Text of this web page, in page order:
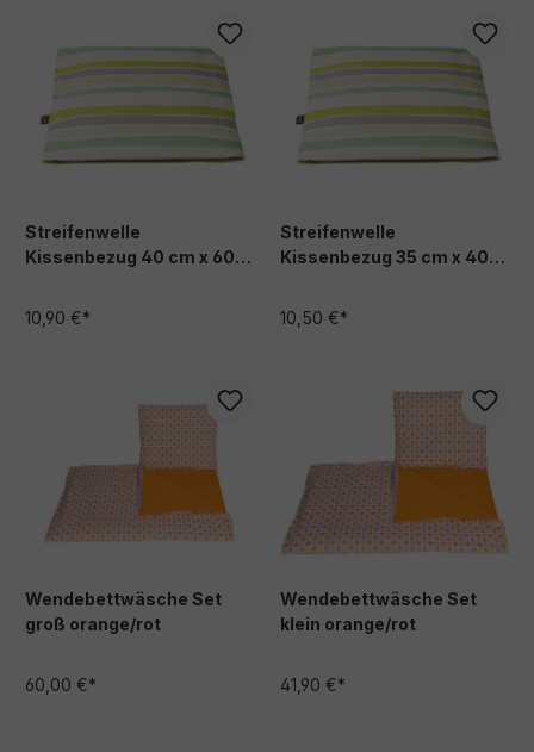
Streifenwelle
Kissenbezug 40 cm x 60
10,90 €*
Streifenwelle
Kissenbezug 35 cm x 40
10,50 €*
Wendebettwäsche Set
groß orange/rot
60,00 €*
Wendebettwäsche Set
klein orange/rot
41,90 €*